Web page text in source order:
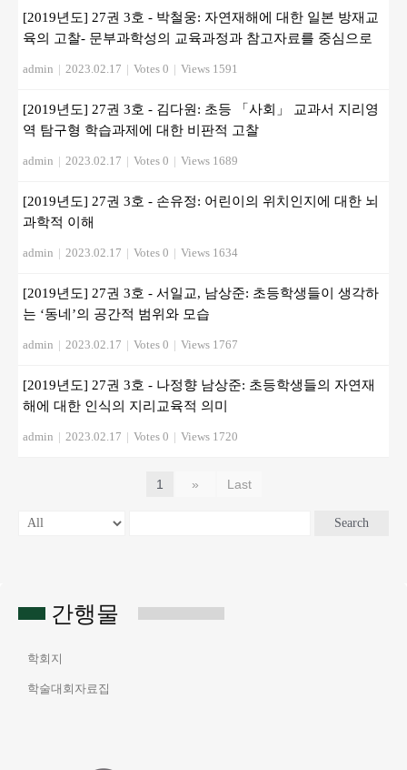
간행물
학회지
학술대회자료집
[2019년도] 27권 3호 - 박철웅: 자연재해에 대한 일본 방재교
육의 고찰- 문부과학성의 교육과정과 참고자료를 중심으로
admin | 2023.02.17 | Votes 0 | Views 1591
[2019년도] 27권 3호 - 김다원: 초등 「사회」 교과서 지리영
역 탐구형 학습과제에 대한 비판적 고찰
admin | 2023.02.17 | Votes 0 | Views 1689
[2019년도] 27권 3호 - 손유정: 어린이의 위치인지에 대한 뇌
과학적 이해
admin | 2023.02.17 | Votes 0 | Views 1634
[2019년도] 27권 3호 - 서일교, 남상준: 초등학생들이 생각하
는 ‘동네’의 공간적 범위와 모습
admin | 2023.02.17 | Votes 0 | Views 1767
[2019년도] 27권 3호 - 나정향 남상준: 초등학생들의 자연재
해에 대한 인식의 지리교육적 의미
admin | 2023.02.17 | Votes 0 | Views 1720
1 » Last
Search